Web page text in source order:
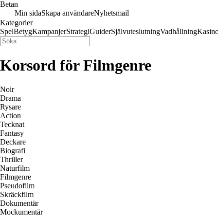
Betan
Min sidaSkapa användareNyhetsmail
Kategorier
SpelBetygKampanjerStrategiGuiderSjälvuteslutningVadhållning
Korsord för Filmgenre
Noir
Drama
Rysare
Action
Tecknat
Fantasy
Deckare
Biografi
Thriller
Naturfilm
Filmgenre
Pseudofilm
Skräckfilm
Dokumentär
Mockumentär